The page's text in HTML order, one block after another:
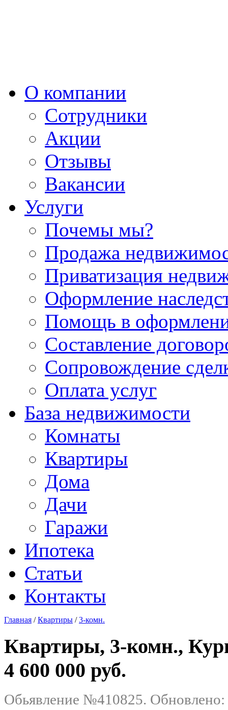
О компании
Сотрудники
Акции
Отзывы
Вакансии
Услуги
Почемы мы?
Продажа
Приватизация
Оформление
Помощь в
Составление
Сопровождение
Оплата услуг
База недвижимости
Комнаты
Квартиры
Дома
Дачи
Гаражи
Ипотека
Статьи
Контакты
Главная /Квартиры /3-комн.
Квартиры, 3-комн.,
4 600 000 руб.
Обьявление №410825.